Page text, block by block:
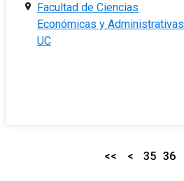
Facultad de Ciencias
Económicas y Administrativas
UC
<< < 35 36